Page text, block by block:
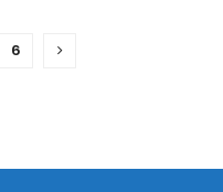
6